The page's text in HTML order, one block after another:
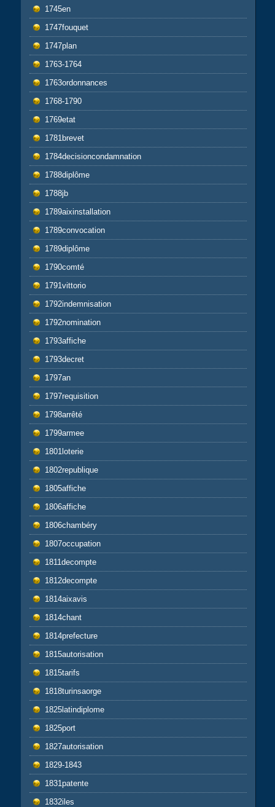
1745en
1747fouquet
1747plan
1763-1764
1763ordonnances
1768-1790
1769etat
1781brevet
1784decisioncondamnation
1788diplôme
1788jb
1789aixinstallation
1789convocation
1789diplôme
1790comté
1791vittorio
1792indemnisation
1792nomination
1793affiche
1793decret
1797an
1797requisition
1798arrêté
1799armee
1801loterie
1802republique
1805affiche
1806affiche
1806chambéry
1807occupation
1811decompte
1812decompte
1814aixavis
1814chant
1814prefecture
1815autorisation
1815tarifs
1818turinsaorge
1825latindiplome
1825port
1827autorisation
1829-1843
1831patente
1832iles